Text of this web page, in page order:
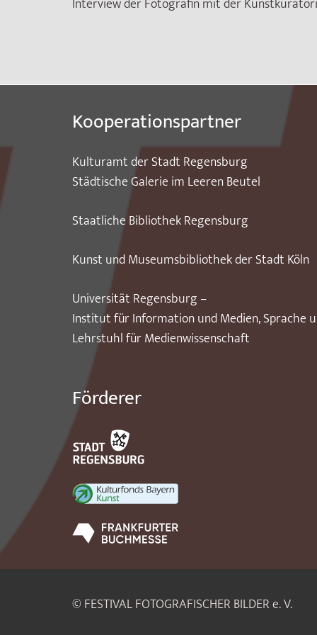
Kooperationspartner
Kulturamt der Stadt Regensburg
Städtische Galerie im Leeren Beutel
Staatliche Bibliothek Regensburg
Kunst und Museumsbibliothek der Stadt Köln
Universität Regensburg –
Institut für Information und Medien, Sprache
Lehrstuhl für Medienwissenschaft
Förderer
© FESTIVAL FOTOGRAFISCHER BILDER e. V.